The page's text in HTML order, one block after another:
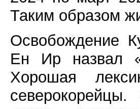
Таким образом
Освобождение
Ен Ир назвал
Хорошая